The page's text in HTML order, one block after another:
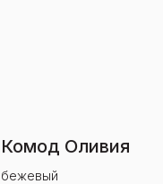
Комод Оливия
бежевый